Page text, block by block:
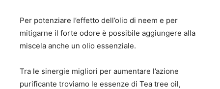
Per potenziare l’effetto dell’olio di neem e per
mitigarne il forte odore è possibile aggiungere alla
miscela anche un olio essenziale.
Tra le sinergie migliori per aumentare l’azione
purificante troviamo le essenze di Tea tree oil,